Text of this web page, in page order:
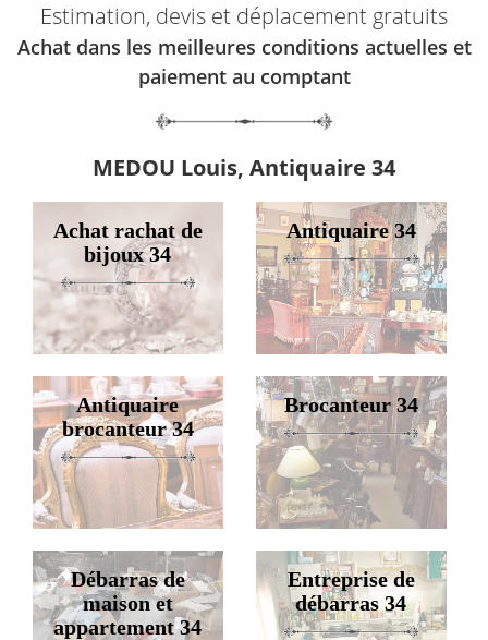
Estimation, devis et déplacement gratuits
Achat dans les meilleures conditions actuelles et
paiement au comptant
MEDOU Louis, Antiquaire 34
Achat rachat de
bijoux 34
Antiquaire 34
Antiquaire
brocanteur 34
Brocanteur 34
Débarras de
maison et
appartement 34
Entreprise de
débarras 34